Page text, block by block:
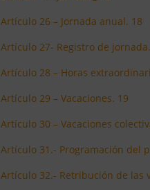
Artículo 26 – Jornada anual. 18
Artículo 27- Registro de
Artículo 28 – Horas
Artículo 29 – Vacaciones. 19
Artículo 30 – Vacaciones
Artículo 31.- Programación del
Artículo 32.- Retribución de las